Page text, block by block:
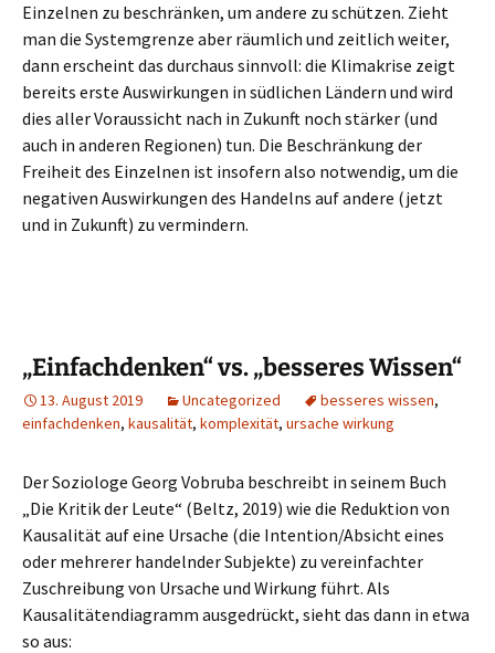
Einzelnen zu beschränken, um andere zu schützen. Zieht
man die Systemgrenze aber räumlich und zeitlich weiter,
dann erscheint das durchaus sinnvoll: die Klimakrise zeigt
bereits erste Auswirkungen in südlichen Ländern und wird
dies aller Voraussicht nach in Zukunft noch stärker (und
auch in anderen Regionen) tun. Die Beschränkung der
Freiheit des Einzelnen ist insofern also notwendig, um die
negativen Auswirkungen des Handelns auf andere (jetzt
und in Zukunft) zu vermindern.
„Einfachdenken“ vs. „besseres Wissen“
13. August 2019 Uncategorized besseres wissen,
einfachdenken, kausalität, komplexität, ursache wirkung
Der Soziologe Georg Vobruba beschreibt in seinem Buch
„Die Kritik der Leute“ (Beltz, 2019) wie die Reduktion von
Kausalität auf eine Ursache (die Intention/Absicht eines
oder mehrerer handelnder Subjekte) zu vereinfachter
Zuschreibung von Ursache und Wirkung führt. Als
Kausalitätendiagramm ausgedrückt, sieht das dann in etwa
so aus: